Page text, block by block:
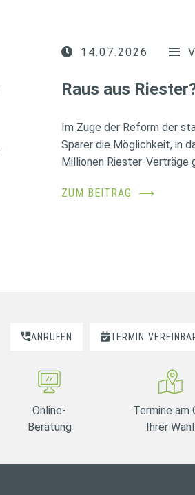
14.07.2026
Raus aus
Im Zuge der Reform der
Sparer die Möglichkeit, in
Millionen Riester-Verträge
ZUM BEITRAG ⟶
ANRUFEN TERMIN
Online-
Beratung
Termine am
Ihrer Wahl